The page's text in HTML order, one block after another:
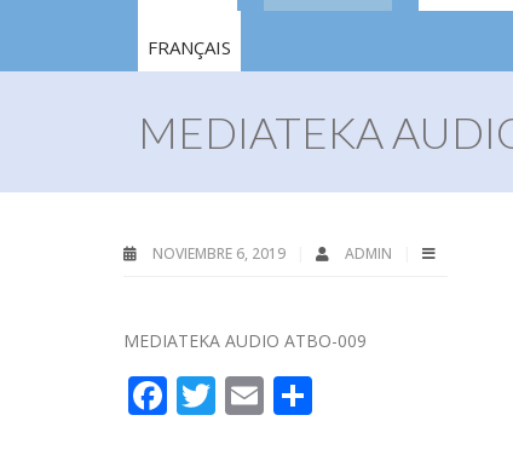
FRANÇAIS
MEDIATEKA
NOVIEMBRE 6, 2019 ADMIN
MEDIATEKA AUDIO ATBO-009
Facebook
Twitter
Email